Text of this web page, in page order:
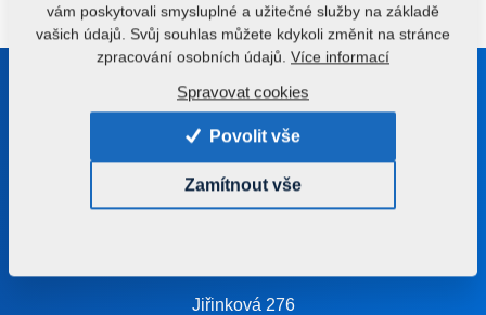
Buďte s námi v kontaktu
Poradíme vám s výběrem správného stroje nebo
+420 491 450 111
Jiřinková 276
vám poskytovali smysluplné a užitečné služby na základě
vašich údajů. Svůj souhlas můžete kdykoli změnit na stránce
zpracování osobních údajů. Více informací
Spravovat cookies
Povolit vše
Zamítnout vše